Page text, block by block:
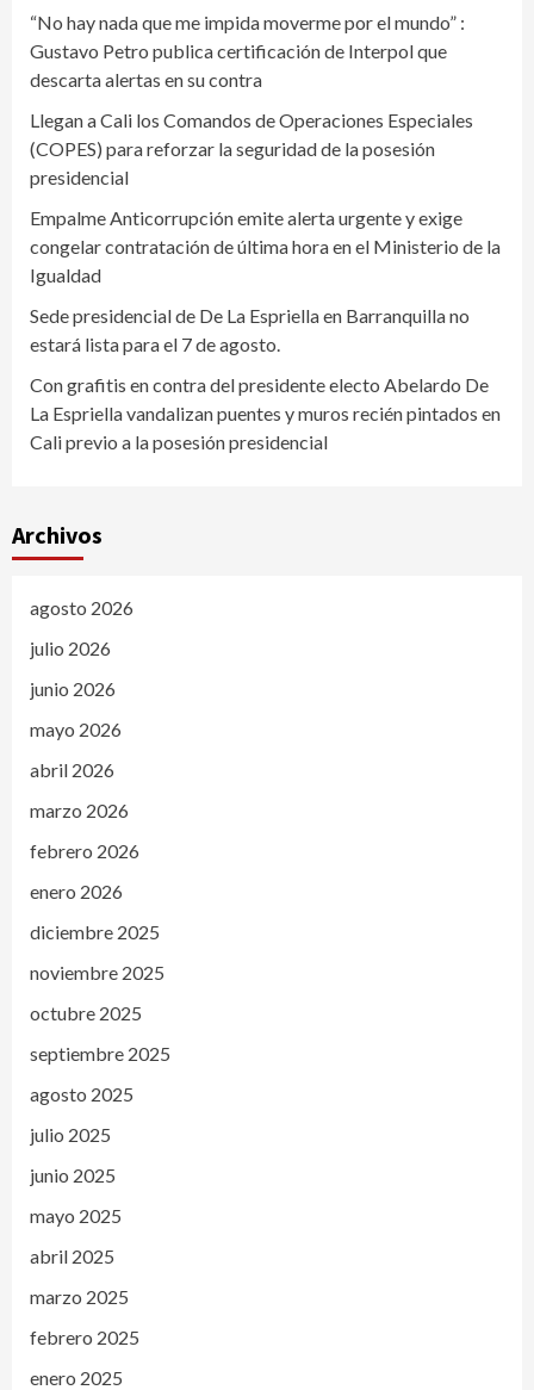
“No hay nada que me impida moverme por el mundo” :
Gustavo Petro publica certificación de Interpol que
descarta alertas en su contra
Llegan a Cali los Comandos de Operaciones Especiales
(COPES) para reforzar la seguridad de la posesión
presidencial
Empalme Anticorrupción emite alerta urgente y exige
congelar contratación de última hora en el Ministerio de la
Igualdad
Sede presidencial de De La Espriella en Barranquilla no
estará lista para el 7 de agosto.
Con grafitis en contra del presidente electo Abelardo De
La Espriella vandalizan puentes y muros recién pintados en
Cali previo a la posesión presidencial
Archivos
agosto 2026
julio 2026
junio 2026
mayo 2026
abril 2026
marzo 2026
febrero 2026
enero 2026
diciembre 2025
noviembre 2025
octubre 2025
septiembre 2025
agosto 2025
julio 2025
junio 2025
mayo 2025
abril 2025
marzo 2025
febrero 2025
enero 2025